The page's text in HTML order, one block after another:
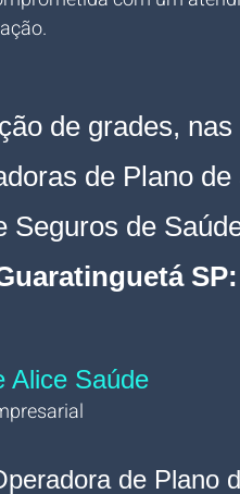
de grades,
de Plano
Seguros de
SP:
Alice Saúde
de Plano